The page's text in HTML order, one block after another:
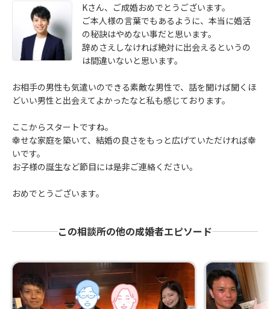
Kさん、ご成婚おめでとうございます。
ご本人様の言葉でもあるように、本当に婚活
の秘訣はやめない事だと思います。
辞めさえしなければ絶対に出会えるというの
は間違いないと思います。
お相手の男性も気遣いのできる素敵な男性で、話を聞けば聞くほ
どいい男性と出会えてよかったなと私も感じております。
ここからスタートですね。
幸せな家庭を築いて、結婚の良さをもっと広げていただければ幸
いです。
お子様の誕生など節目には是非ご連絡ください。
おめでとうございます。
この相談所の他の成婚者エピソード